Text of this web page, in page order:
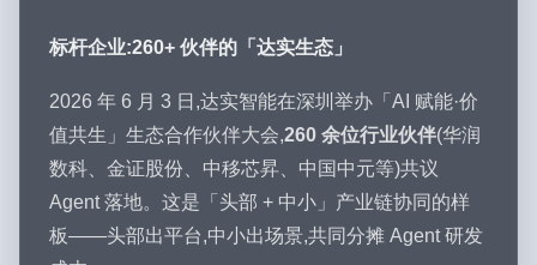
标杆企业:260+ 伙伴的「达实生态」
2026 年 6 月 3 日,达实智能在深圳举办「AI 赋能·价
值共生」生态合作伙伴大会,260 余位行业伙伴(华润
数科、金证股份、中移芯昇、中国中元等)共议
Agent 落地。这是「头部 + 中小」产业链协同的样
板——头部出平台,中小出场景,共同分摊 Agent 研发